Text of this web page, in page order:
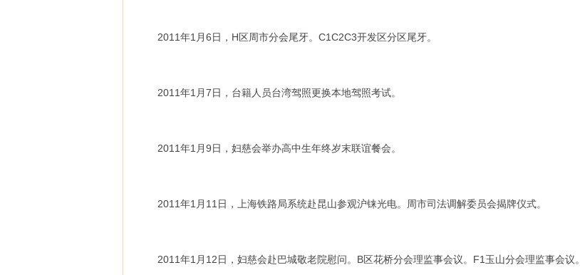
2011年1月6日，H区周市分会尾牙。C1C2C3开发区分区尾牙。
2011年1月7日，台籍人员台湾驾照更换本地驾照考试。
2011年1月9日，妇慈会举办高中生年终岁末联谊餐会。
2011年1月11日，上海铁路局系统赴昆山参观沪铼光电。周市司法调解委员会揭牌仪式。
2011年1月12日，妇慈会赴巴城敬老院慰问。B区花桥分会理监事会议。F1玉山分会理监事会议。